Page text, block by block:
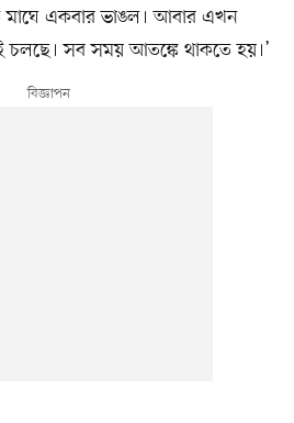
মাঘে একবার ভাঙল। আবার এখন
চলছে। সব সময় আতঙ্কে থাকতে হয়।’